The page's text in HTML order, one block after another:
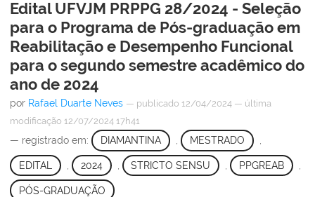
Edital UFVJM PRPPG 28/2024 - Seleção
para o Programa de Pós-graduação em
Reabilitação e Desempenho Funcional
para o segundo semestre acadêmico do
ano de 2024
por Rafael Duarte Neves — publicado 12/04/2024 — última
modificação 12/07/2024 17h41
— registrado em: DIAMANTINA MESTRADO
EDITAL 2024 STRICTO SENSU , PPGREAB
PÓS-GRADUAÇÃO